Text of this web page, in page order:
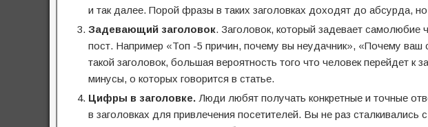
и так далее. Порой фразы в таких заголовках доходят до абсурда,
Задевающий заголовок. Заголовок, который задевает самолюбие
пост. Например «Топ -5 причин, почему вы неудачник», «Почему ваш
такой заголовок, большая вероятность того что человек перейдет к
минусы, о которых говорится в статье.
Цифры в заголовке. Люди любят получать конкретные и точные
в заголовках для привлечения посетителей. Вы не раз